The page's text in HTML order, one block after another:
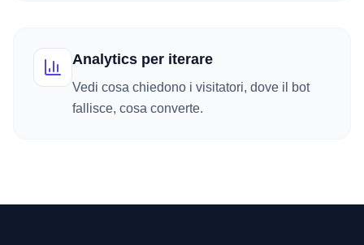
Analytics per iterare
Vedi cosa chiedono i visitatori, dove il bot
fallisce, cosa converte.